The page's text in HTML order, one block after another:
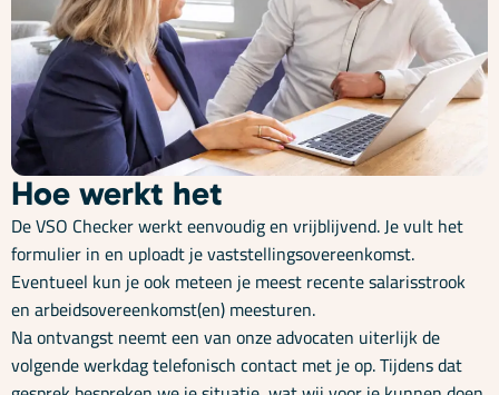
Hoe werkt het
De VSO Checker werkt eenvoudig en vrijblijvend. Je vult het
formulier in en uploadt je vaststellingsovereenkomst.
Eventueel kun je ook meteen je meest recente salarisstrook
en arbeidsovereenkomst(en) meesturen.
Na ontvangst neemt een van onze advocaten uiterlijk de
volgende werkdag telefonisch contact met je op. Tijdens dat